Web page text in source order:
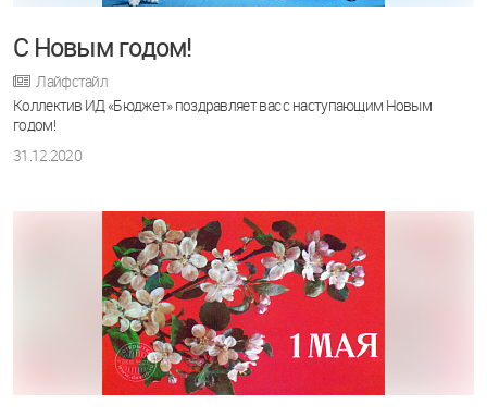
С Новым годом!
Лайфстайл
Коллектив ИД «Бюджет» поздравляет вас с наступающим Новым
годом!
31.12.2020